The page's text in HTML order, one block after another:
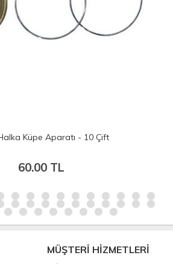
14 cm Ahşap Görünümlü Plastik
MÜŞTERİ HİZMETLERİ